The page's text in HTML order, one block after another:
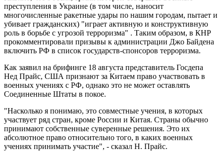
преступления в Украине (в том числе, наносит
многочисленные ракетные удары по нашим городам, пытает и
убивает гражданских) "играет активную и конструктивную
роль в борьбе с угрозой терроризма" . Таким образом, в КНР
прокомментировали призывы к администрации Джо Байдена
включить РФ в список государств-спонсоров терроризма.
Как заявил на брифинге 18 августа представитель Госдепа
Нед Прайс, США признают за Китаем право участвовать в
военных учениях с РФ, однако это не может оставлять
Соединенные Штаты в покое.
"Насколько я понимаю, это совместные учения, в которых
участвует ряд стран, кроме России и Китая. Страны обычно
принимают собственные суверенные решения. Это их
абсолютное право относительно того, в каких военных
учениях принимать участие", - сказал Н. Прайс.